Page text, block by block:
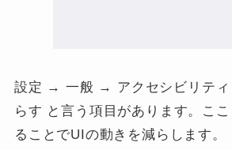
設定 → 一般 → アクセシビリテ
らす と言う項目があります。こ
ることでUIの動きを減らします。